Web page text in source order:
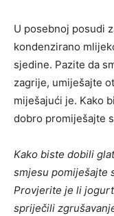
U posebnoj posudi
kondenzirano
sjedine. Pazite da
zagrije, umiješajte
miješajući je. Kako
dobro promiješajte
Kako biste dobili
smjesu pomiješajte
Provjerite je li
spriječili